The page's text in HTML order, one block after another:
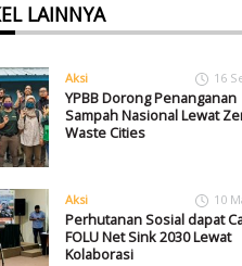
LAINNYA
Aksi 16
YPBB Dorong Penanganan
Sampah Nasional Lewat
Waste Cities
Aksi 10
Perhutanan Sosial dapat
FOLU Net Sink 2030 Lewat
Kolaborasi